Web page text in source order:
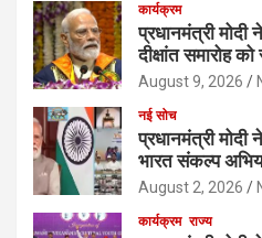
कार्यक्रम
प्रधानमंत्री
दीक्षांत समारोह
August 9, 2026
नई सोच
प्रधानमंत्री मोदी
भारत संकल्प
August 2, 2026
कार्यक्रम राज्य